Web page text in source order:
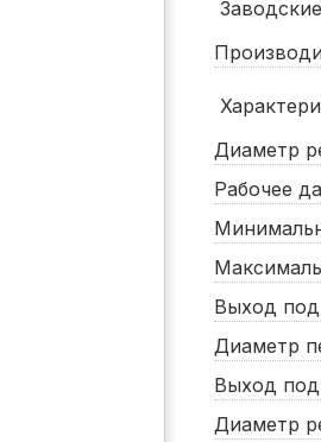
Диаметр
Рабочее
Выход под
Диаметр
Выход
Диаметр